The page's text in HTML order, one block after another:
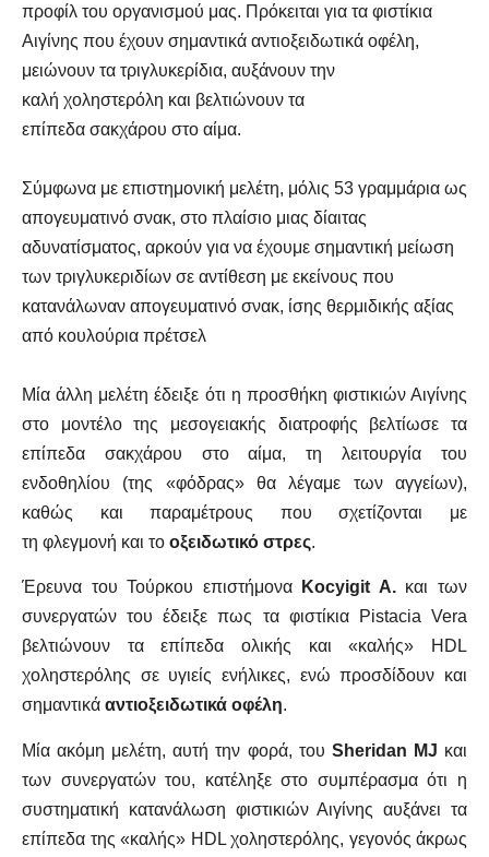
προφίλ του οργανισμού μας. Πρόκειται για τα φιστίκια
Αιγίνης που έχουν σημαντικά αντιοξειδωτικά οφέλη,
μειώνουν τα τριγλυκερίδια, αυξάνουν την
καλή χοληστερόλη και βελτιώνουν τα
επίπεδα σακχάρου στο αίμα.
Σύμφωνα με επιστημονική μελέτη, μόλις 53 γραμμάρια ως
απογευματινό σνακ, στο πλαίσιο μιας δίαιτας
αδυνατίσματος, αρκούν για να έχουμε σημαντική μείωση
των τριγλυκεριδίων σε αντίθεση με εκείνους που
κατανάλωναν απογευματινό σνακ, ίσης θερμιδικής αξίας
από κουλούρια πρέτσελ
Μία άλλη μελέτη έδειξε ότι η προσθήκη φιστικιών Αιγίνης
στο μοντέλο της μεσογειακής διατροφής βελτίωσε τα
επίπεδα σακχάρου στο αίμα, τη λειτουργία του
ενδοθηλίου (της «φόδρας» θα λέγαμε των αγγείων),
καθώς και παραμέτρους που σχετίζονται με
τη φλεγμονή και το οξειδωτικό στρες.
Έρευνα του Τούρκου επιστήμονα Kocyigit A.και των
συνεργατών του έδειξε πως τα φιστίκια Pistacia Vera
βελτιώνουν τα επίπεδα ολικής και «καλής» HDL
χοληστερόλης σε υγιείς ενήλικες, ενώ προσδίδουν και
σημαντικά αντιοξειδωτικά οφέλη.
Μία ακόμη μελέτη, αυτή την φορά, του Sheridan MJ και
των συνεργατών του, κατέληξε στο συμπέρασμα ότι η
συστηματική κατανάλωση φιστικιών Αιγίνης αυξάνει τα
επίπεδα της «καλής» HDL χοληστερόλης, γεγονός άκρως